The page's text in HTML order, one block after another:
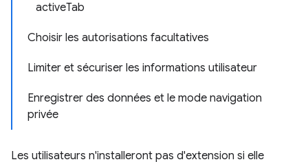
activeTab
Choisir les autorisations facultatives
Limiter et sécuriser les informations utilisateur
Enregistrer des données et le mode navigation
privée
Les utilisateurs n'installeront pas d'extension si elle